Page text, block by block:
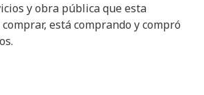
y obra pública que esta
está comprando y compró